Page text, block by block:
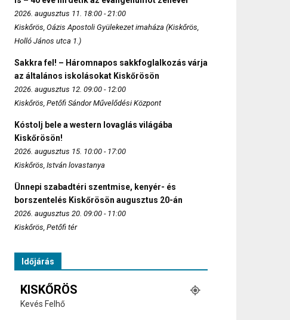
2026. augusztus 11. 18:00 - 21:00
Kiskőrös, Oázis Apostoli Gyülekezet imaháza (Kiskőrös,
Holló János utca 1.)
Sakkra fel! – Háromnapos sakkfoglalkozás várja
az általános iskolásokat Kiskőrösön
2026. augusztus 12. 09:00 - 12:00
Kiskőrös, Petőfi Sándor Művelődési Központ
Kóstolj bele a western lovaglás világába
Kiskőrösön!
2026. augusztus 15. 10:00 - 17:00
Kiskőrös, István lovastanya
Ünnepi szabadtéri szentmise, kenyér- és
borszentelés Kiskőrösön augusztus 20-án
2026. augusztus 20. 09:00 - 11:00
Kiskőrös, Petőfi tér
Időjárás
KISKŐRÖS
Kevés Felhő